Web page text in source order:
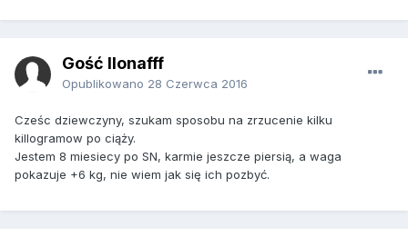
Gość Ilonafff
Opublikowano 28 Czerwca 2016
Cześc dziewczyny, szukam sposobu na zrzucenie kilku
killogramow po ciąży.
Jestem 8 miesiecy po SN, karmie jeszcze piersią, a waga
pokazuje +6 kg, nie wiem jak się ich pozbyć.